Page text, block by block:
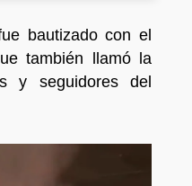
bautizado con el
también llamó la
y seguidores del